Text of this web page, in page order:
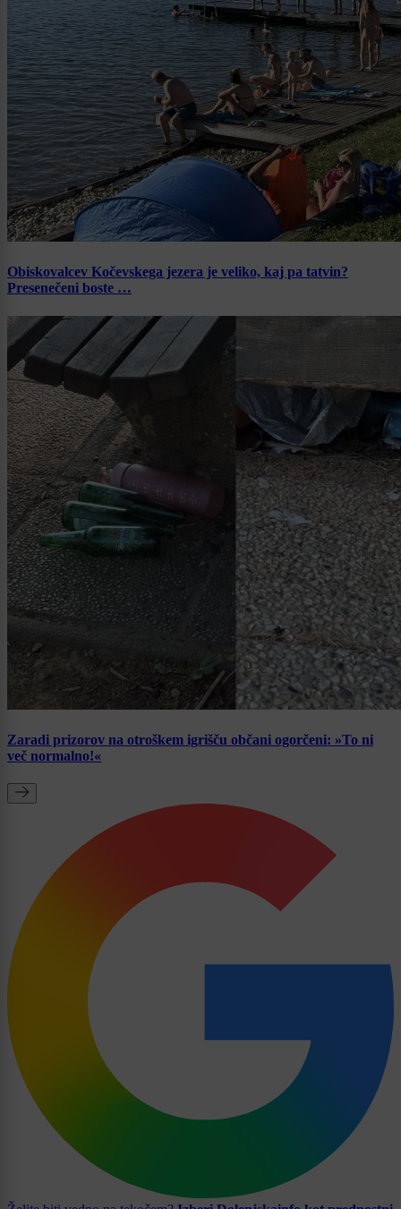
Obiskovalcev Kočevskega jezera je veliko, kaj pa tatvin?
Presenečeni boste …
Zaradi prizorov na otroškem igrišču občani ogorčeni: »To ni
več normalno!«